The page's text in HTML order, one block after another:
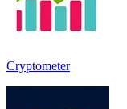
Cryptometer